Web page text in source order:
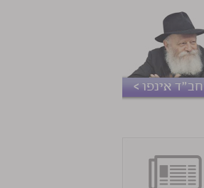
חב"ד אינפו >